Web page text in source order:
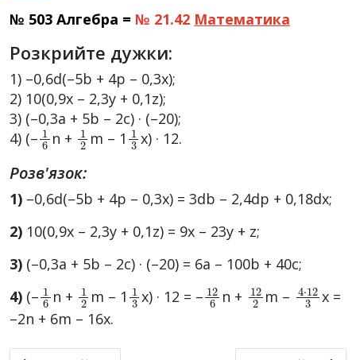
№ 503 Алгебра = № 21.42 Математика
Розкрийте дужки:
1) –0,6d(–5b + 4р – 0,3х);
2) 10(0,9х – 2,3у + 0,1z);
3) (–0,3а + 5b – 2с) · (–20);
4) (–16n + 12m – 113x) · 12.
Розв'язок:
1) –0,6d(–5b + 4р – 0,3х) = 3db – 2,4dp + 0,18dx;
2) 10(0,9х – 2,3у + 0,1z) = 9x – 23y + z;
3) (–0,3а + 5b – 2с) · (–20) = 6a – 100b + 40c;
4) (– 1 n + 1 m – 1 1 x) · 12 = – 12 n + 12 m – 4 ·12 x =
–2n + 6m – 16x.